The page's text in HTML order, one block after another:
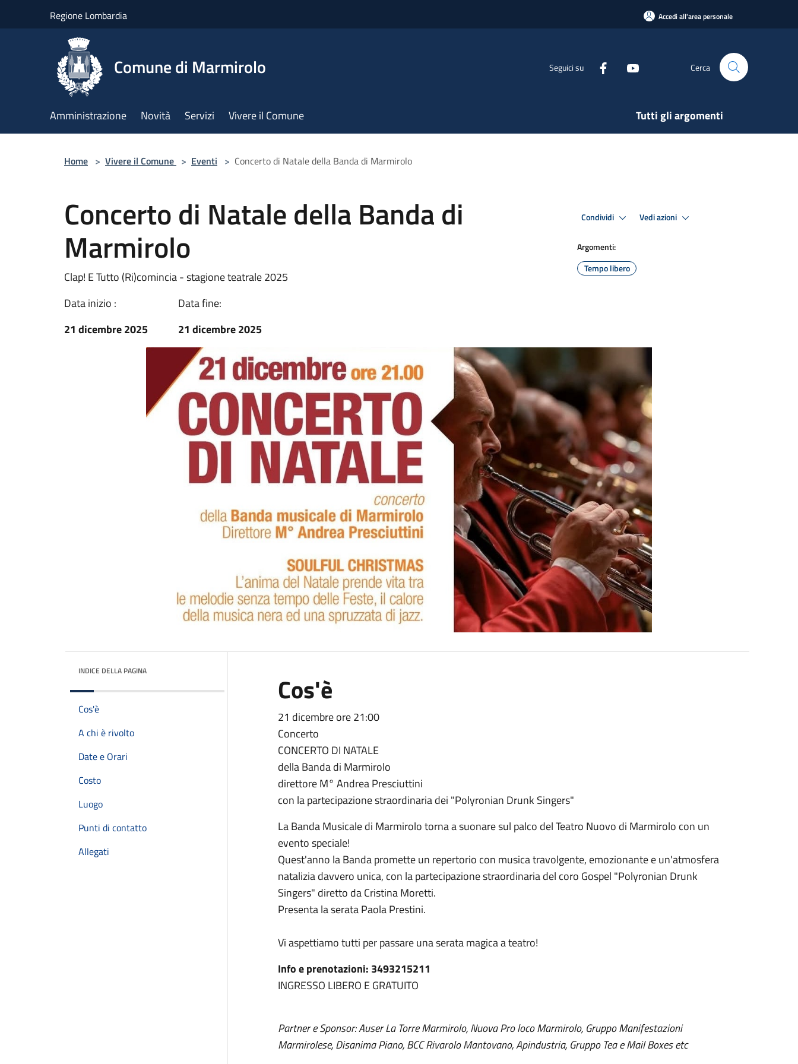
Regione Lombardia Accedi all'area personale
Comune di Marmirolo Seguici su Cerca
Amministrazione Novità Servizi Vivere il Comune Tutti gli argomenti
Home > Vivere il Comune > Eventi > Concerto di Natale della Banda di Marmirolo
Concerto di Natale della Banda di
Marmirolo
Clap! E Tutto (Ri)comincia - stagione teatrale 2025
Data inizio :
21 dicembre 2025
Data fine:
21 dicembre 2025
Condividi Vedi azioni
Argomenti:
Tempo libero
INDICE DELLA PAGINA
Cos'è
A chi è rivolto
Date e Orari
Costo
Luogo
Punti di contatto
Allegati
Cos'è
21 dicembre ore 21:00
Concerto
CONCERTO DI NATALE
della Banda di Marmirolo
direttore M° Andrea Presciuttini
con la partecipazione straordinaria dei "Polyronian Drunk Singers"
La Banda Musicale di Marmirolo torna a suonare sul palco del Teatro Nuovo di Marmirolo con un
evento speciale!
Quest'anno la Banda promette un repertorio con musica travolgente, emozionante e un'atmosfera
natalizia davvero unica, con la partecipazione straordinaria del coro Gospel "Polyronian Drunk
Singers" diretto da Cristina Moretti.
Presenta la serata Paola Prestini.
Vi aspettiamo tutti per passare una serata magica a teatro!
Info e prenotazioni: 3493215211
INGRESSO LIBERO E GRATUITO
Partner e Sponsor: Auser La Torre Marmirolo, Nuova Pro loco Marmirolo, Gruppo Manifestazioni
Marmirolese, Disanima Piano, BCC Rivarolo Mantovano, Apindustria, Gruppo Tea e Mail Boxes etc